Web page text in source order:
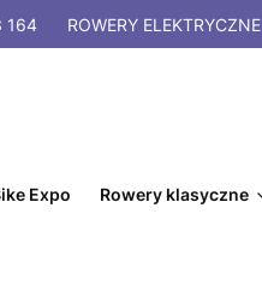
164 ROWERYELEKTRYCZNE
Expo Rowery klasyczne